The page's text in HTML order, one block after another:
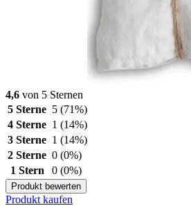
4,6 von 5 Sternen
5 Sterne 5 (71%)
4 Sterne 1 (14%)
3 Sterne 1 (14%)
2 Sterne 0 (0%)
1 Stern
0 (0%)
Produkt bewerten
Produkt kaufen